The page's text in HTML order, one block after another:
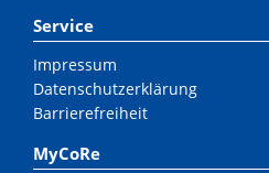
Service
Impressum
Datenschutzerklärung
Barrierefreiheit
MyCoRe